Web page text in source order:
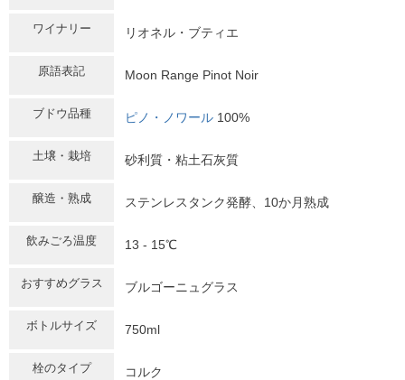
ワイナリー リオネル・ブティエ
原語表記 Moon Range Pinot Noir
ブドウ品種 ピノ・ノワール 100%
土壌・栽培 砂利質・粘土石灰質
醸造・熟成 ステンレスタンク発酵、10か月熟成
飲みごろ温度 13 - 15℃
おすすめグラス ブルゴーニュグラス
ボトルサイズ 750ml
栓のタイプ コルク